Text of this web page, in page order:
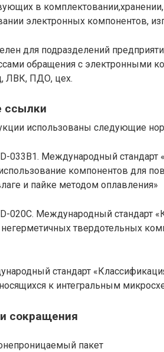
в
электронных компонентов,
для подразделений
обращения с электронными
ЛВК, ПДО, цех.
ссылки
использованы следующие
033B1. Международный стандарт
компонентов для
и пайке методом оплавления»
020С. Международный стандарт
твердотельных
стандарт
к интегральным
сокращения
пакет